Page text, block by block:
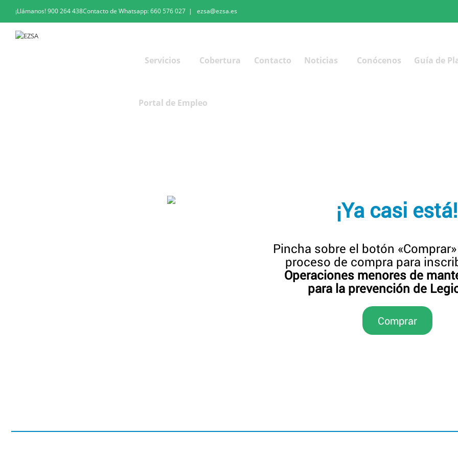
¡Llámanos!900 264 438Contacto de Whatsapp:660 576 027 | ezsa@ezsa.es
Servicios Cobertura Contacto Noticias Conócenos Guía de
Portal de Empleo
¡Ya casi está!
Pincha sobre el botón
proceso de compra para
Operaciones menores de
para la prevención de
Comprar